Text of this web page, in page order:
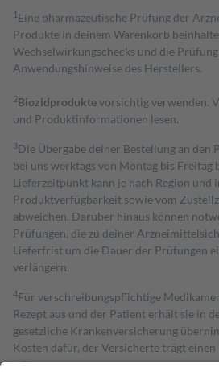
1 Eine pharmazeutische Prüfung der
Produkte in deinem Warenkorb
Wechselwirkungschecks und die
Anwendungshinweise des Herstellers.
2Biozidproduktevorsichtig verwenden.
und Produktinformationen lesen.
3Die Übergabe deiner Bestellung an
bei uns werktags von Montag bis Freitag
Lieferzeitpunkt kann je nach Region und
Produktverfügbarkeit sowie vom
abweichen. Darüber hinaus können
Prüfungen, die zu deiner
Lieferfrist um die Dauer der Prüfungen
verlängern.
4Für verschreibungspflichtige
Rezept aus und der Patient erhält sie in
gesetzliche Krankenversicherung
Kosten dafür, der Versicherte trägt einen
mit.